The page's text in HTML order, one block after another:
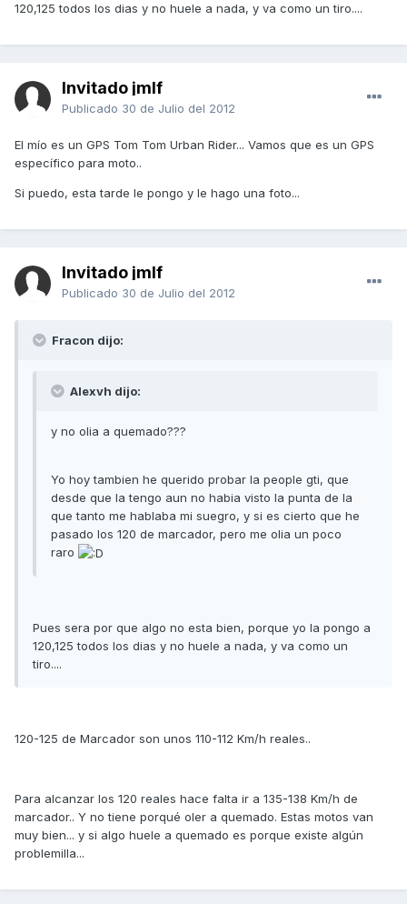
120,125 todos los dias y no huele a nada, y va como un tiro....
Invitado jmlf
Publicado 30 de Julio del 2012
El mío es un GPS Tom Tom Urban Rider... Vamos que es un GPS
específico para moto..
Si puedo, esta tarde le pongo y le hago una foto...
Invitado jmlf
Publicado 30 de Julio del 2012
Fracon dijo:
Alexvh dijo:
y no olia a quemado???
Yo hoy tambien he querido probar la people gti, que
desde que la tengo aun no habia visto la punta de la
que tanto me hablaba mi suegro, y si es cierto que he
pasado los 120 de marcador, pero me olia un poco
raro
Pues sera por que algo no esta bien, porque yo la pongo a
120,125 todos los dias y no huele a nada, y va como un
tiro....
120-125 de Marcador son unos 110-112 Km/h reales..
Para alcanzar los 120 reales hace falta ir a 135-138 Km/h de
marcador.. Y no tiene porqué oler a quemado. Estas motos van
muy bien... y si algo huele a quemado es porque existe algún
problemilla...